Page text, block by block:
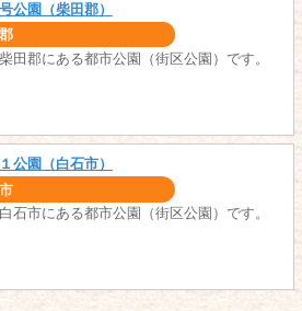
公園（柴田郡）
田郡にある都市公園（街区公園）です。
公園（白石市）
石市にある都市公園（街区公園）です。